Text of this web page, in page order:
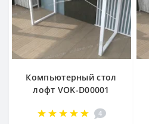
Компьютерный стол
лофт VOK-D00001
4